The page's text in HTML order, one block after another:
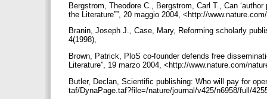
Bergstrom, Theodore C., Bergstrom, Carl T., Can
the Literature””, 20 maggio 2004, <http://
Branin, Joseph J., Case, Mary, Reforming scholarly
4(1998),
Brown, Patrick, PloS co-founder defends free
Literature”, 19 marzo 2004, <http://www.nature.com/
Butler, Declan, Scientific publishing: Who will pay for
taf/DynaPage.taf?file=/nature/journal/v425/n6958/full/